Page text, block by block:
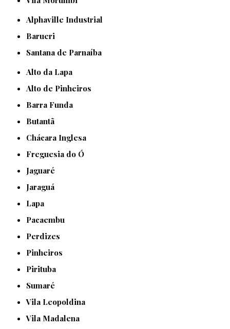
Alphaville Industrial
Barueri
Santana de Parnaíba
Alto da Lapa
Alto de Pinheiros
Barra Funda
Butantã
Chácara Inglesa
Freguesia do Ó
Jaguaré
Jaraguá
Lapa
Pacaembu
Perdizes
Pinheiros
Pirituba
Sumaré
Vila Leopoldina
Vila Madalena